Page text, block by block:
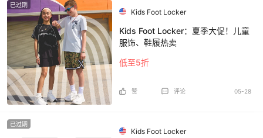
已过期
Kids Foot Locker
Kids Foot Locker：夏季大促！儿童
服饰、鞋履热卖
低至5折
赞 评论 05-28
已过期
Kids Foot Locker